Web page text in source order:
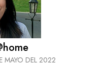
MAYO DEL 2022